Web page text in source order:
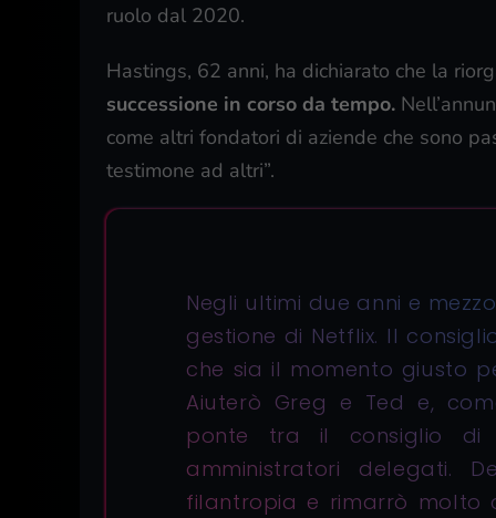
ruolo dal 2020.
Hastings, 62 anni, ha dichiarato che la
successione in corso da tempo.
come altri fondatori di aziende che sono
testimone ad altri”.
Negli ultimi due anni e
gestione di Netflix. Il
che sia il momento giusto
Aiuterò Greg e Ted e,
ponte tra il consiglio di
amministratori delegati.
filantropia e rimarrò molto